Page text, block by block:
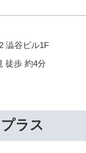
澁谷ビル1F
徒歩 約4分
ラス